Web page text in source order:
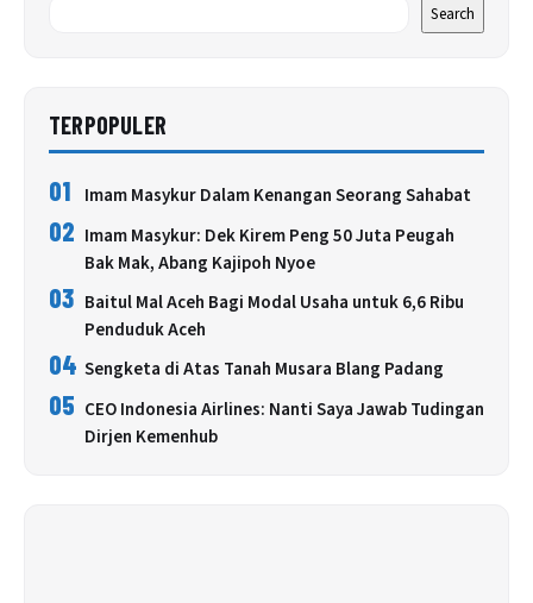
Search
TERPOPULER
01 Imam Masykur Dalam Kenangan Seorang Sahabat
02 Imam Masykur: Dek Kirem Peng 50 Juta Peugah
Bak Mak, Abang Kajipoh Nyoe
03 Baitul Mal Aceh Bagi Modal Usaha untuk 6,6 Ribu
Penduduk Aceh
04 Sengketa di Atas Tanah Musara Blang Padang
05 CEO Indonesia Airlines: Nanti Saya Jawab Tudingan
Dirjen Kemenhub